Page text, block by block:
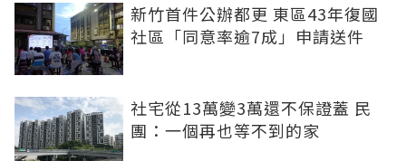
新竹首件公辦都更 東區43年復國
社區「同意率逾7成」申請送件
社宅從13萬變3萬還不保證蓋 民
團：一個再也等不到的家